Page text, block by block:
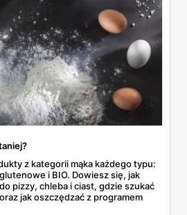
z kategorii mąka każdego typu:
i BIO. Dowiesz się, jak
pizzy, chleba i ciast, gdzie szukać
jak oszczędzać z programem